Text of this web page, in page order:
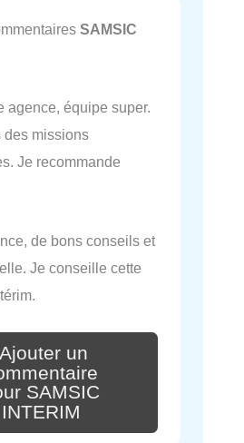
SAMSIC
agence, équipe super.
des missions
Je recommande
de bons conseils et
Je conseille cette
Ajouter un
SAMSIC
INTERIM